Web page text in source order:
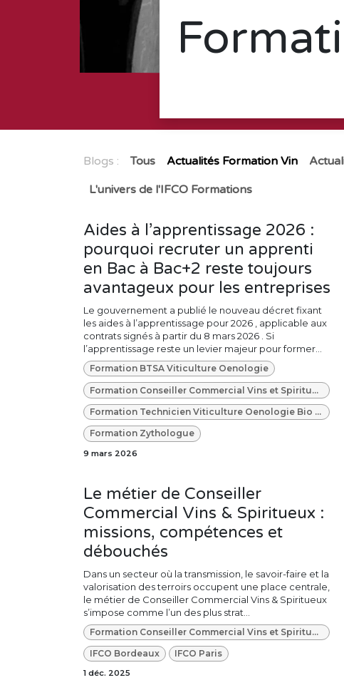
Blogs : Tous Actualités Formation Vin
L'univers de l'IFCO Formations
Aides à l’apprentissage 2026 :
pourquoi recruter un apprenti
en Bac à Bac+2 reste toujours
avantageux pour les entreprises
Le gouvernement a publié le nouveau décret fixant
les aides à l’apprentissage pour 2026 , applicable aux
contrats signés à partir du 8 mars 2026 . Si
l’apprentissage reste un levier majeur pour former...
Formation BTSA Viticulture Oenologie
Formation Conseiller Commercial Vins et Spiritueux
Formation Technicien Viticulture Oenologie Bio et Biodynamie
Formation Zythologue
9 mars 2026
Le métier de Conseiller
Commercial Vins & Spiritueux :
missions, compétences et
débouchés
Dans un secteur où la transmission, le savoir-faire et la
valorisation des terroirs occupent une place centrale,
le métier de Conseiller Commercial Vins & Spiritueux
s’impose comme l’un des plus strat...
Formation Conseiller Commercial Vins et Spiritueux
IFCO Bordeaux IFCO Paris
1 déc. 2025